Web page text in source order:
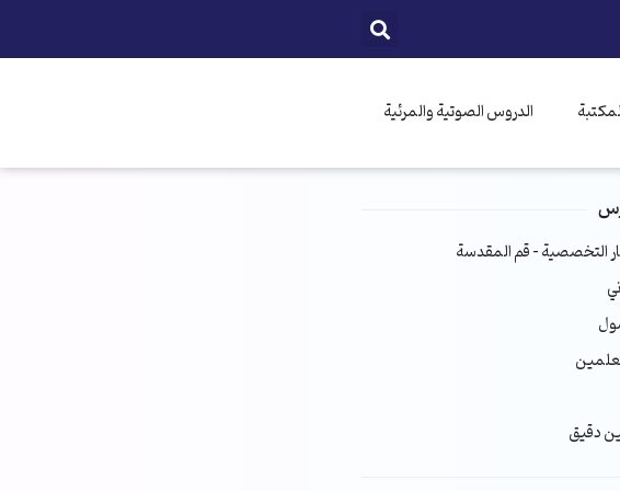
الدروس الصوتية والمرئية
التخصصية – قم المقدسة
دقيق